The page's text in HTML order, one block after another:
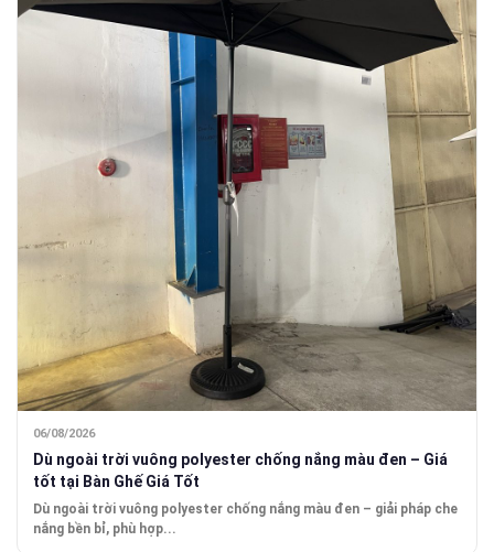
06/08/2026
Dù ngoài trời vuông polyester chống nắng màu đen – Giá
tốt tại Bàn Ghế Giá Tốt
Dù ngoài trời vuông polyester chống nắng màu đen – giải pháp che
nắng bền bỉ, phù hợp...